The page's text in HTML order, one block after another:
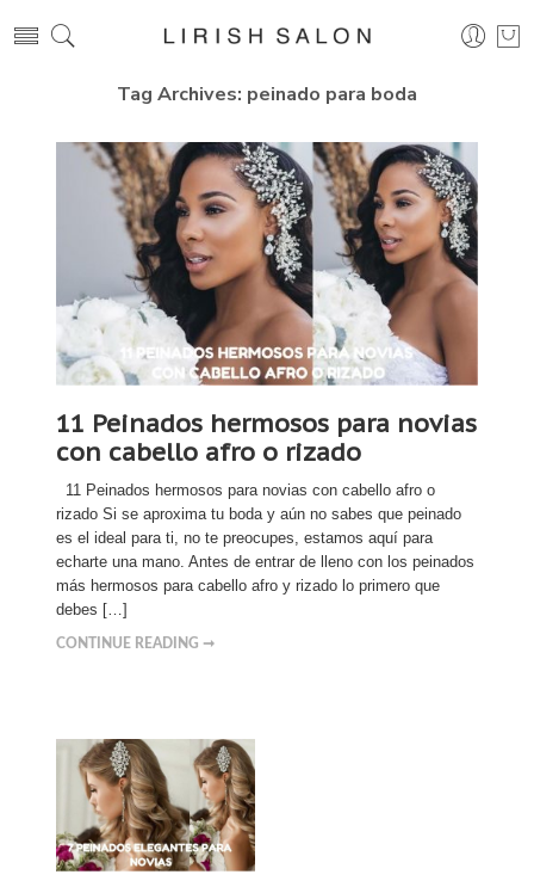
Tag Archives: peinado para boda
11 Peinados hermosos para novias
con cabello afro o rizado
11 Peinados hermosos para novias con cabello afro o
rizado Si se aproxima tu boda y aún no sabes que peinado
es el ideal para ti, no te preocupes, estamos aquí para
echarte una mano. Antes de entrar de lleno con los peinados
más hermosos para cabello afro y rizado lo primero que
debes […]
CONTINUE READING ➞